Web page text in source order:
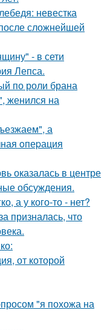
невестка
сложнейшей
- в сети
Лепса.
по роли брана
женился на
а
oпеpация
оказалась в центре
обсуждения.
а у кого-то - нет?
призналась, что
от которой
"я похожа на